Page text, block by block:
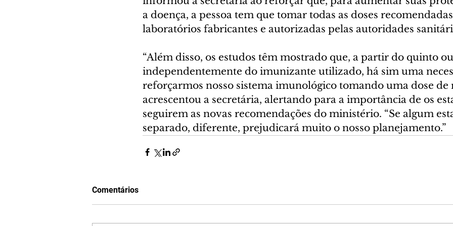
a doença, a pessoa tem que tomar todas as doses
laboratórios fabricantes e autorizadas pelas autoridades
“Além disso, os estudos têm mostrado que, a partir do quinto
independentemente do imunizante utilizado, há sim uma
reforçarmos nosso sistema imunológico tomando uma dose de
acrescentou a secretária, alertando para a importância de os
seguirem as novas recomendações do ministério. “Se algum
separado, diferente, prejudicará muito o nosso planejamento.”
Comentários